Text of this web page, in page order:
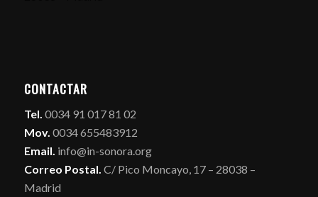
CONTACTAR
Tel. 0034 91 017 81 02
Mov. 0034 655483912
Email. info@in-sonora.org
Correo Postal. C/ Pico Moncayo, 17 – 28038 –
Madrid